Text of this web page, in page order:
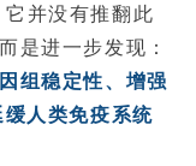
并没有推翻此
是进一步发现：
组稳定性、增强
人类免疫系统